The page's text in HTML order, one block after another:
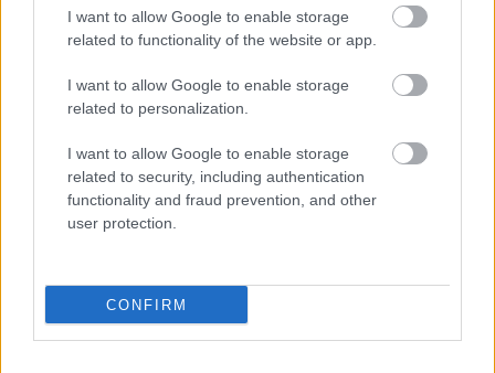
I want to allow Google to enable storage
related to functionality of the website or app.
I want to allow Google to enable storage
related to personalization.
I want to allow Google to enable storage
related to security, including authentication
functionality and fraud prevention, and other
user protection.
CONFIRM
keskiviikkona, kun vertasimme laskuaikoja,
Haavisto muistutti.
STT–KAIJA YLINIEMI
Tilaa uutiskirjeemme